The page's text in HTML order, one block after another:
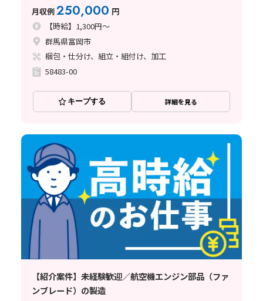
月収例250,000 円
【時給】1,300円～
群馬県富岡市
梱包・仕分け、組立・組付け、加工
58483-00
キープする 詳細を見る
【紹介案件】未経験歓迎／航空機エンジン部品（ファ
ンブレード）の製造